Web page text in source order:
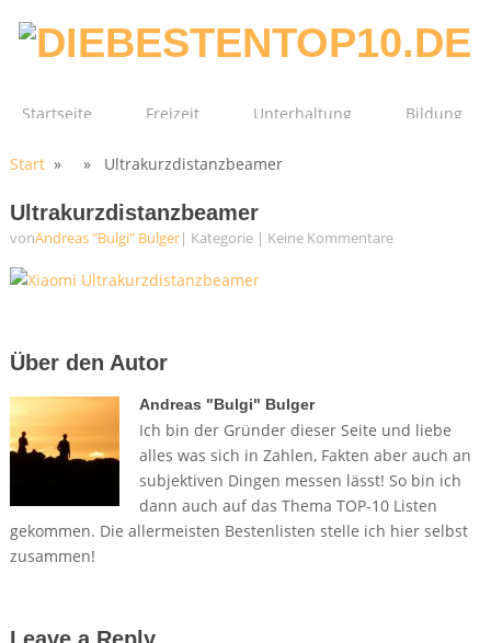
Startseite Freizeit Unterhaltung Bildung
Start» » Ultrakurzdistanzbeamer
Ultrakurzdistanzbeamer
vonAndreas "Bulgi" Bulger| Kategorie| Keine Kommentare
Über den Autor
Andreas "Bulgi" Bulger
Ich bin der Gründer dieser Seite und liebe
alles was sich in Zahlen, Fakten aber auch an
subjektiven Dingen messen lässt! So bin ich
dann auch auf das Thema TOP-10 Listen
gekommen. Die allermeisten Bestenlisten stelle ich hier selbst
zusammen!